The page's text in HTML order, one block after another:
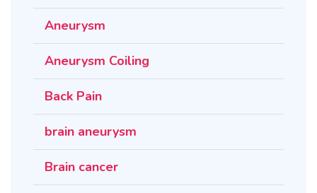
Aneurysm
Aneurysm Coiling
Back Pain
brain aneurysm
Brain cancer